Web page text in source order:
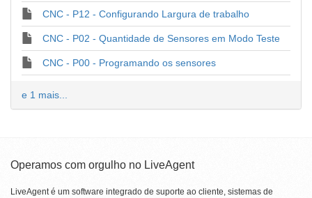
CNC - P12 - Configurando Largura de trabalho
CNC - P02 - Quantidade de Sensores em Modo Teste
CNC - P00 - Programando os sensores
e 1 mais...
Operamos com orgulho no LiveAgent
LiveAgent é um software integrado de suporte ao cliente, sistemas de